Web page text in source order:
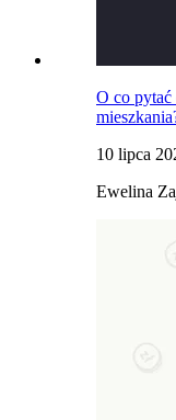
O co pytać
10 lipca
Ewelina